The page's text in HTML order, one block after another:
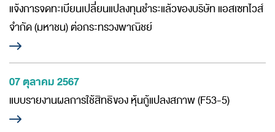
แจ้งการจดทะเบียนเปลี่ยนแปลงทุนชำระแล้วของบริษัท แอสเซทไวส์
จำกัด (มหาชน) ต่อกระทรวงพาณิชย์
07 ตุลาคม 2567
แบบรายงานผลการใช้สิทธิของ หุ้นกู้แปลงสภาพ (F53-5)